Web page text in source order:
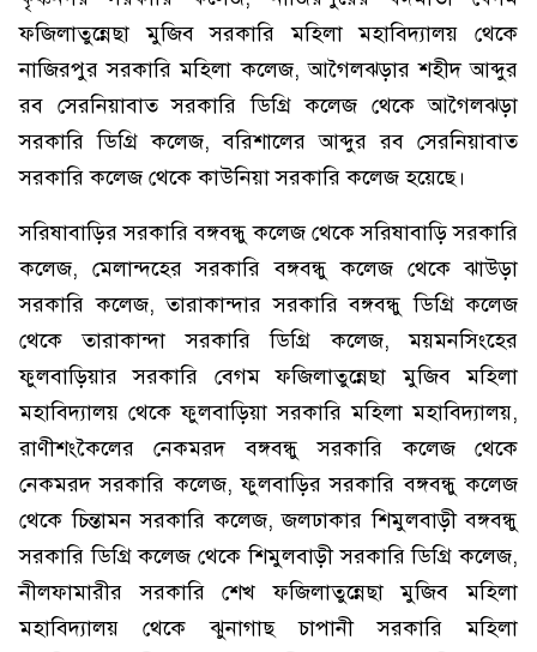
ফজিলাতুন্নেছা মুজিব সরকারি মহিলা মহাবিদ্যালয় থেকে
নাজিরপুর সরকারি মহিলা কলেজ, আগৈলঝড়ার শহীদ আব্দুর
রব সেরনিয়াবাত সরকারি ডিগ্রি কলেজ থেকে আগৈলঝড়া
সরকারি ডিগ্রি কলেজ, বরিশালের আব্দুর রব সেরনিয়াবাত
সরকারি কলেজ থেকে কাউনিয়া সরকারি কলেজ হয়েছে।
সরিষাবাড়ির সরকারি বঙ্গবন্ধু কলেজ থেকে সরিষাবাড়ি সরকারি
কলেজ, মেলান্দহের সরকারি বঙ্গবন্ধু কলেজ থেকে ঝাউড়া
সরকারি কলেজ, তারাকান্দার সরকারি বঙ্গবন্ধু ডিগ্রি কলেজ
থেকে তারাকান্দা সরকারি ডিগ্রি কলেজ, ময়মনসিংহের
ফুলবাড়িয়ার সরকারি বেগম ফজিলাতুন্নেছা মুজিব মহিলা
মহাবিদ্যালয় থেকে ফুলবাড়িয়া সরকারি মহিলা মহাবিদ্যালয়,
রাণীশংকৈলের নেকমরদ বঙ্গবন্ধু সরকারি কলেজ থেকে
নেকমরদ সরকারি কলেজ, ফুলবাড়ির সরকারি বঙ্গবন্ধু কলেজ
থেকে চিন্তামন সরকারি কলেজ, জলঢাকার শিমুলবাড়ী বঙ্গবন্ধু
সরকারি ডিগ্রি কলেজ থেকে শিমুলবাড়ী সরকারি ডিগ্রি কলেজ,
নীলফামারীর সরকারি শেখ ফজিলাতুন্নেছা মুজিব মহিলা
মহাবিদ্যালয় থেকে ঝুনাগাছ চাপানী সরকারি মহিলা